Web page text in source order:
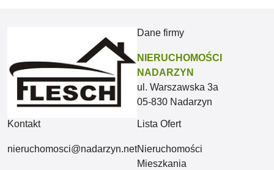
Dane firmy
NIERUCHOMOŚCI
NADARZYN
ul. Warszawska 3a
05-830 Nadarzyn
Kontakt
nieruchomosci@nadarzyn.net
Lista Ofert
Nieruchomości
Mieszkania